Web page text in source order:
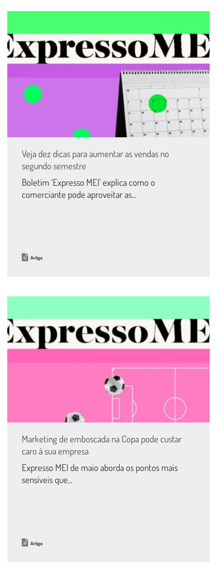
Veja dez dicas para aumentar as vendas no
segundo semestre
Boletim ‘Expresso MEI’ explica como o
comerciante pode aproveitar as...
Artigo
Marketing de emboscada na Copa pode custar
caro à sua empresa
Expresso MEI de maio aborda os pontos mais
sensíveis que...
Artigo